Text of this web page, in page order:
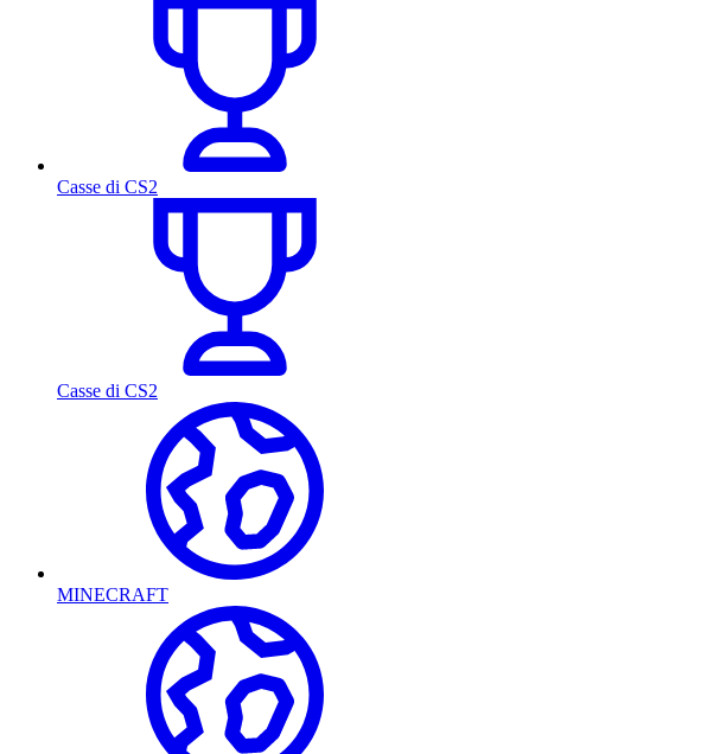
Casse di CS2
Casse di CS2
MINECRAFT